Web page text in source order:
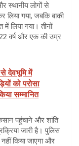
स्थानीय लोगों से
लिया गया, जबकि बाकी
लिया गया। तीनों
वर्ष और एक की उम्र
से देवभूमि में
को परोसा
सम्मानित
पहुंचाने और शांति
जारी है। पुलिस
किया जाएगा और